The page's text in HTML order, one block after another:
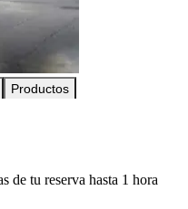
Productos
de tu reserva hasta 1 hora